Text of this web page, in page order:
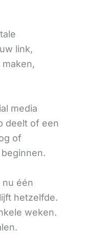
link,
media
deelt of een
of
nu één
hetzelfde.
weken.